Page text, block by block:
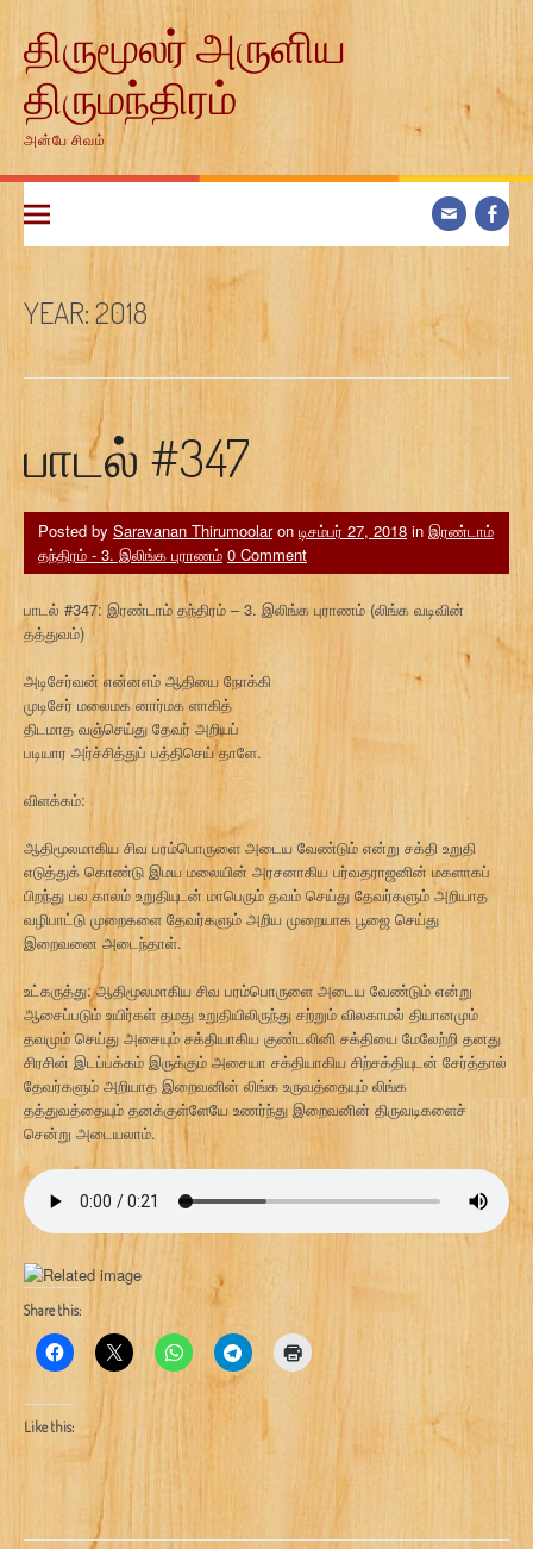
contentதிருமூலர் அருளிய
திருமந்திரம்
அன்பே சிவம்
YEAR:2018
பாடல் #347
Posted by Saravanan Thirumoolaron டிசம்பர் 27, 2018 in இரண்டாம்
தந்திரம் - 3. இலிங்க புராணம் 0 Comment
பாடல் #347: இரண்டாம் தந்திரம் – 3. இலிங்க புராணம் (லிங்க வடிவின்
தத்துவம்)
அடிசேர்வன் என்னஎம் ஆதியை நோக்கி
முடிசேர் மலைமக னார்மக ளாகித்
திடமாத வஞ்செய்து தேவர் அறியப்
படியார அர்ச்சித்துப் பத்திசெய் தாளே.
விளக்கம்:
ஆதிமூலமாகிய சிவ பரம்பொருளை அடைய வேண்டும் என்று சக்தி உறுதி
எடுத்துக் கொண்டு இமய மலையின் அரசனாகிய பர்வதராஜனின் மகளாகப்
பிறந்து பல காலம் உறுதியுடன் மாபெரும் தவம் செய்து தேவர்களும் அறியாத
வழிபாட்டு முறைகளை தேவர்களும் அறிய முறையாக பூஜை செய்து
இறைவனை அடைந்தாள்.
உட்கருத்து: ஆதிமூலமாகிய சிவ பரம்பொருளை அடைய வேண்டும் என்று
ஆசைப்படும் உயிர்கள் தமது உறுதியிலிருந்து சற்றும் விலகாமல் தியானமும்
தவமும் செய்து அசையும் சக்தியாகிய குண்டலினி சக்தியை மேலேற்றி தனது
சிரசின் இடப்பக்கம் இருக்கும் அசையா சக்தியாகிய சிற்சக்தியுடன் சேர்த்தால்
தேவர்களும் அறியாத இறைவனின் லிங்க உருவத்தையும் லிங்க
தத்துவத்தையும் தனக்குள்ளேயே உணர்ந்து இறைவனின் திருவடிகளைச்
சென்று அடையலாம்.
Share this:
Like this: